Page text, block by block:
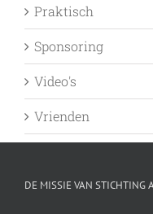
Praktisch
Sponsoring
Video's
Vrienden
DE MISSIE VAN STICHTING